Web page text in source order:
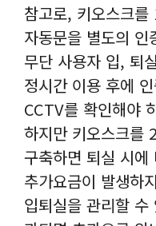
참고로, 키오스크
자동문을 별도의
무단 사용자 입, 퇴
정시간 이용 후에
CCTV를 확인해야
하지만 키오스크를
구축하면 퇴실 시에
추가요금이 발생하
입퇴실을 관리할